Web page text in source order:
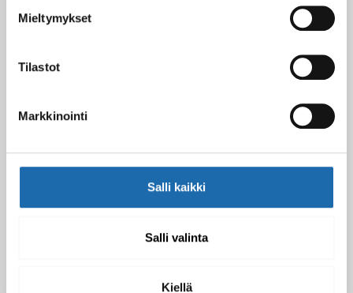
Mieltymykset
Tilastot
Markkinointi
Salli kaikki
Salli valinta
Kiellä
Black Friday & cyber Monday 2024!